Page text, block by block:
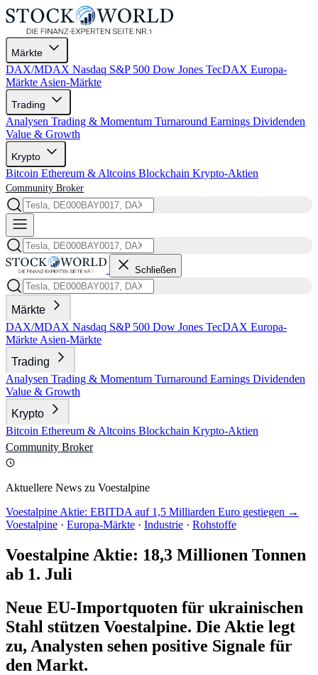
Märkte
DAX/MDAX Nasdaq S&P 500 Dow Jones TecDAX Europa-
Märkte Asien-Märkte
Trading
Analysen Trading & Momentum Turnaround Earnings Dividenden
Value & Growth
Krypto
Bitcoin Ethereum & Altcoins Blockchain Krypto-Aktien
Community Broker
Schließen
Märkte
DAX/MDAX Nasdaq S&P 500 Dow Jones TecDAX Europa-
Märkte Asien-Märkte
Trading
Analysen Trading & Momentum Turnaround Earnings Dividenden
Value & Growth
Krypto
Bitcoin Ethereum & Altcoins Blockchain Krypto-Aktien
Community Broker
Aktuellere News zu Voestalpine
Voestalpine Aktie: EBITDA auf 1,5 Milliarden Euro gestiegen →
Voestalpine · Europa-Märkte · Industrie · Rohstoffe
Voestalpine Aktie: 18,3 Millionen Tonnen
ab 1. Juli
Neue EU-Importquoten für ukrainischen
Stahl stützen Voestalpine. Die Aktie legt
zu, Analysten sehen positive Signale für
den Markt.